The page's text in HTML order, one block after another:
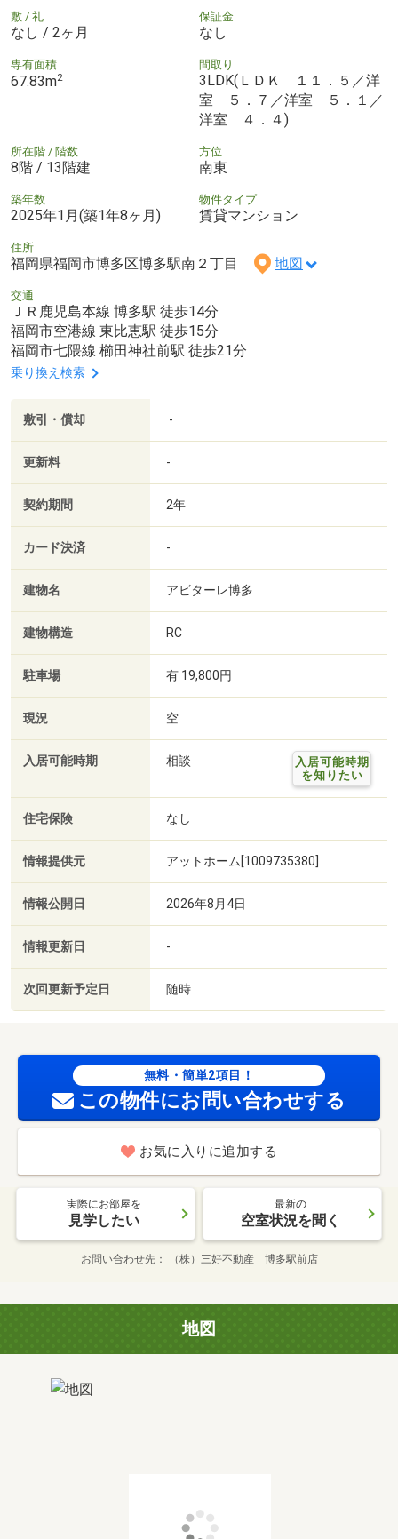
敷 / 礼
なし / 2ヶ月
保証金
なし
専有面積
67.83m2
間取り
3LDK(ＬＤＫ １１．５／洋
室 ５．７／洋室 ５．１／
洋室 ４．４)
所在階 / 階数
8階 / 13階建
方位
南東
築年数
2025年1月(築1年8ヶ月)
物件タイプ
賃貸マンション
住所
福岡県福岡市博多区博多駅南２丁目 地図
交通
ＪＲ鹿児島本線 博多駅 徒歩14分
福岡市空港線 東比恵駅 徒歩15分
福岡市七隈線 櫛田神社前駅 徒歩21分
乗り換え検索
敷引・償却 -
更新料 -
契約期間 2年
カード決済 -
建物名 アビターレ博多
建物構造 RC
駐車場 有 19,800円
現況 空
入居可能時期 相談
入居可能時期
を知りたい
住宅保険 なし
情報提供元 アットホーム[1009735380]
情報公開日 2026年8月4日
情報更新日 -
次回更新予定日 随時
無料・簡単2項目！
この物件にお問い合わせする
お気に入りに追加する
実際にお部屋を
見学したい
最新の
空室状況を聞く
お問い合わせ先 （株）三好不動産 博多駅前店
地図